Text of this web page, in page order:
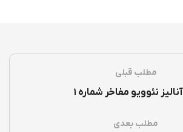
مطلب قبلی
آنالیز نئوویو مفاخر شماره ۱
مطلب بعدی